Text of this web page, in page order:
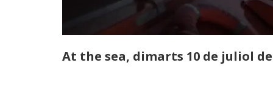
At the sea, dimarts 10 de juliol de